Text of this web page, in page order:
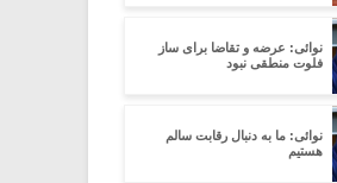
نوائی: عرضه و تقاضا برای ساز
فلوت منطقی نبود
نوائی: ما به دنبال رقابت سالم
هستیم